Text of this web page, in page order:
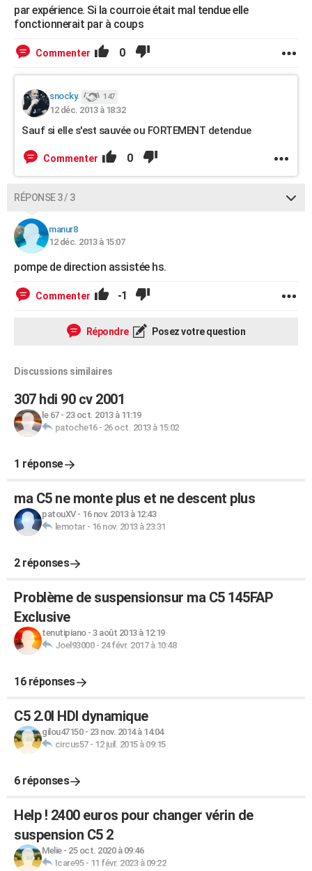
par expérience. Si la courroie était mal tendue elle
fonctionnerait par à coups
Commenter 0
snocky. 147
12 déc. 2013 à 18:32
Sauf si elle s'est sauvée ou FORTEMENT detendue
Commenter 0
RÉPONSE 3 / 3
manur8
12 déc. 2013 à 15:07
pompe de direction assistée hs.
Commenter -1
Répondre Posez votre question
Discussions similaires
307 hdi 90 cv 2001
le 67- 23 oct. 2013 à 11:19
patoche16- 26 oct. 2013 à 15:02
1 réponse
ma C5 ne monte plus et ne descent plus
patouXV- 16 nov. 2013 à 12:43
lemotar- 16 nov. 2013 à 23:31
2 réponses
Problème de suspensionsur ma C5 145FAP
Exclusive
tenutipiano- 3 août 2013 à 12:19
Joel93000- 24 févr. 2017 à 10:48
16 réponses
C5 2.0l HDI dynamique
gilou47150- 23 nov. 2014 à 14:04
circus57- 12 juil. 2015 à 09:15
6 réponses
Help ! 2400 euros pour changer vérin de
suspension C5 2
Melie- 25 oct. 2020 à 09:46
Icare95- 11 févr. 2023 à 09:22